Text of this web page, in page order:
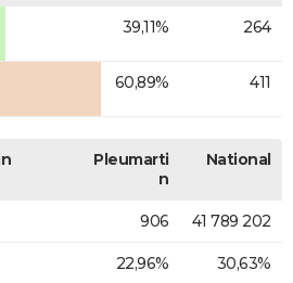
39,11% 264
60,89% 411
Pleumarti
n
National
906 41 789 202
22,96% 30,63%